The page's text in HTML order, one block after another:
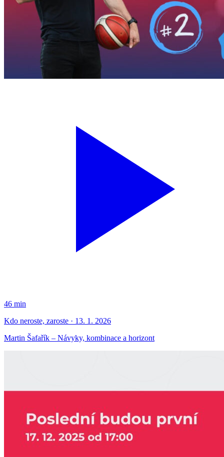
46 min
Kdo neroste, zaroste · 13. 1. 2026
Martin Šafařík – Návyky, kombinace a horizont